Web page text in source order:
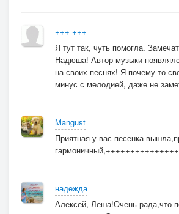
+++ +++
Я тут так, чуть помогла.
Надюша! Автор музыки
на своих песнях! Я почему то
минус с мелодией, даже не
Mangust
Приятная у вас песенка
надежда
Алексей, Леша!Очень рада,что